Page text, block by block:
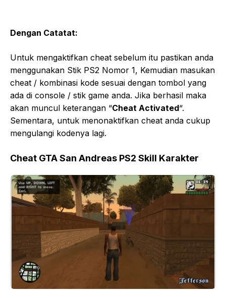
Dengan Catatat:
Untuk mengaktifkan cheat sebelum itu pastikan anda
menggunakan Stik PS2 Nomor 1, Kemudian masukan
cheat / kombinasi kode sesuai dengan tombol yang
ada di console / stik game anda. Jika berhasil maka
akan muncul keterangan “Cheat Activated“.
Sementara, untuk menonaktifkan cheat anda cukup
mengulangi kodenya lagi.
Cheat GTA San Andreas PS2 Skill Karakter